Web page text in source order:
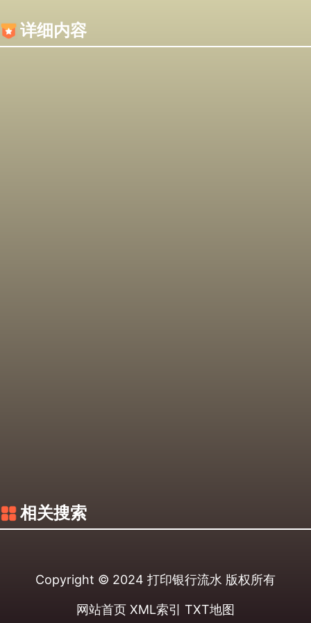
详细内容
相关搜索
Copyright © 2024 打印银行流水 版权所有
网站首页 XML索引 TXT地图